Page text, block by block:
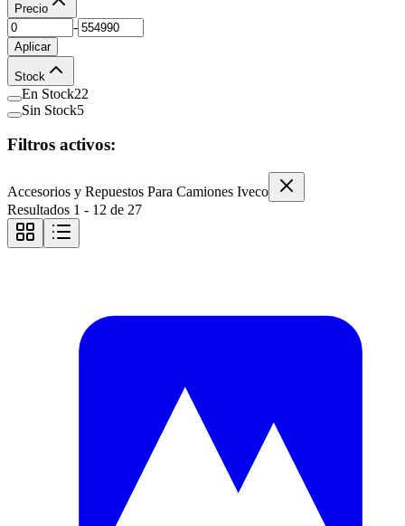
Precio
-
Aplicar
Stock
En Stock22
Sin Stock5
Filtros activos:
Accesorios y Repuestos Para Camiones Iveco
Resultados 1 - 12 de 27